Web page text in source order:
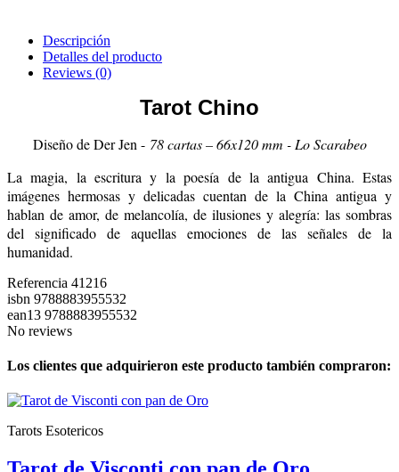
Descripción
Detalles del producto
Reviews (0)
Tarot Chino
Diseño de Der Jen - 78 cartas – 66x120 mm - Lo Scarabeo
La magia, la escritura y la poesía de la antigua China. Estas
imágenes hermosas y delicadas cuentan de la China antigua y
hablan de amor, de melancolía, de ilusiones y alegría: las sombras
del significado de aquellas emociones de las señales de la
humanidad.
Referencia 41216
isbn 9788883955532
ean13 9788883955532
No reviews
Los clientes que adquirieron este producto también compraron:
Tarots Esotericos